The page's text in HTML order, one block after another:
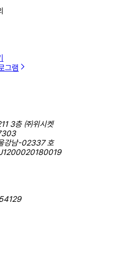
그램
3층 ㈜위시켓
강남-02337 호
J1200020180019